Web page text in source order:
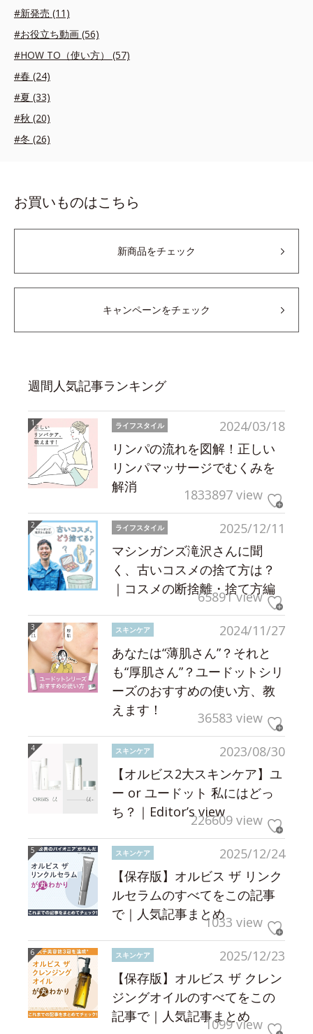
#新発売 (11)
#お役立ち動画 (56)
#HOW TO（使い方） (57)
#春 (24)
#夏 (33)
#秋 (20)
#冬 (26)
お買いものはこちら
新商品をチェック
キャンペーンをチェック
週間人気記事ランキング
2024/03/18
ライフスタイル
リンパの流れを図解！正しい
リンパマッサージでむくみを
解消
1833897 view
2025/12/11
ライフスタイル
マシンガンズ滝沢さんに聞
く、古いコスメの捨て方は？
｜コスメの断捨離・捨て方編
65891 view
2024/11/27
スキンケア
あなたは“薄肌さん”？それと
も“厚肌さん”？ユードットシリ
ーズのおすすめの使い方、教
えます！
36583 view
2023/08/30
スキンケア
【オルビス2大スキンケア】ユ
ー or ユードット 私にはどっ
ち？｜Editor’s view226609 view
2025/12/24
スキンケア
【保存版】オルビス ザ リンク
ルセラムのすべてをこの記事
で｜人気記事まとめ1033 view
2025/12/23
スキンケア
【保存版】オルビス ザ クレン
ジングオイルのすべてをこの
記事で｜人気記事まとめ
1099 view